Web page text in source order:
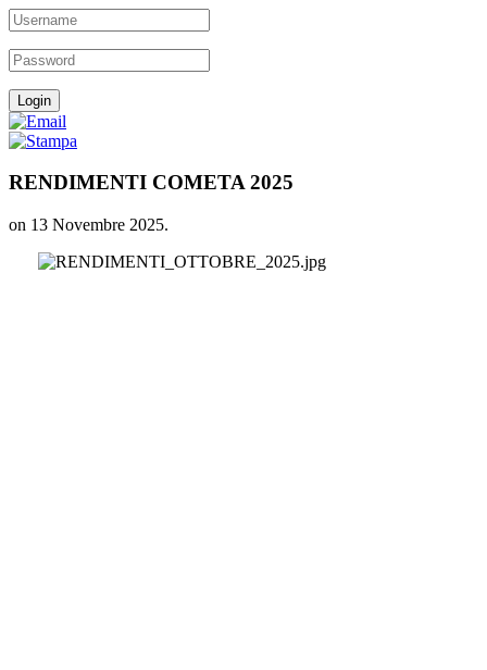
RENDIMENTI COMETA 2025
on 13 Novembre 2025.